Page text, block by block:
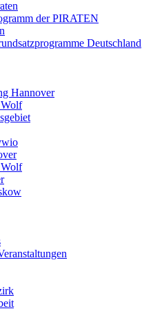
der PIRATEN
Deutschland
Hannover